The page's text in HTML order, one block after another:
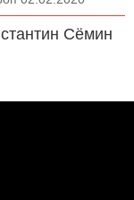
Сёмин